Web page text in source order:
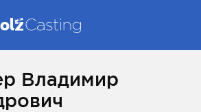
Владимир